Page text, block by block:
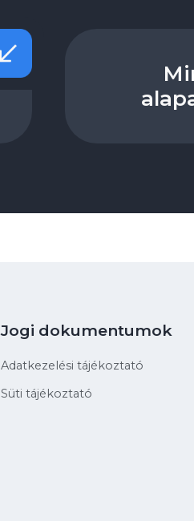
Jogi dokumentumok
Adatkezelési tájékoztató
Süti tájékoztató